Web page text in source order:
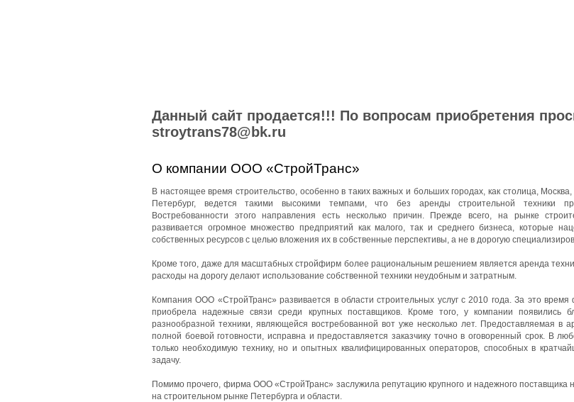
Данный сайт продается!!! По вопросам приобретения
stroytrans78@bk.ru
О компании ООО «СтройТранс»
В настоящее время строительство, особенно в таких важных и больших городах, как столица,
Петербург, ведется такими высокими темпами, что без аренды строительной техники
Востребованности этого направления есть несколько причин. Прежде всего, на рынке
развивается огромное множество предприятий как малого, так и среднего бизнеса, которые
собственных ресурсов с целью вложения их в собственные перспективы, а не в дорогую
Кроме того, даже для масштабных стройфирм более рациональным решением является аренда
расходы на дорогу делают использование собственной техники неудобным и затратным.
Компания ООО «СтройТранс» развивается в области строительных услуг с 2010 года. За это
приобрела надежные связи среди крупных поставщиков. Кроме того, у компании появились
разнообразной техники, являющейся востребованной вот уже несколько лет. Предоставляемая в
полной боевой готовности, исправна и предоставляется заказчику точно в оговоренный срок. В
только необходимую технику, но и опытных квалифицированных операторов, способных в
задачу.
Помимо прочего, фирма ООО «СтройТранс» заслужила репутацию крупного и надежного поставщика
на строительном рынке Петербурга и области.